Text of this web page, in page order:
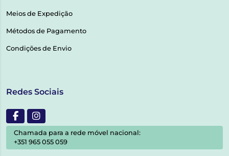
Meios de Expedição
Métodos de Pagamento
Condições de Envio
Redes Sociais
Chamada para a rede móvel nacional:
+351 965 055 059